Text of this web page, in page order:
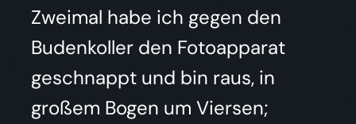
Zwei­mal habe ich gegen den
Buden­kol­ler den Foto­ap­pa­rat
geschnappt und bin raus, in
gro­ßem Bogen um Vier­sen;